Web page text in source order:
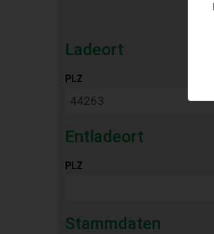
Ladeort
PLZ
Entladeort
PLZ
Stammdaten